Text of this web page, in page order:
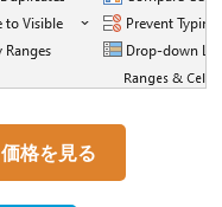
価格を見る